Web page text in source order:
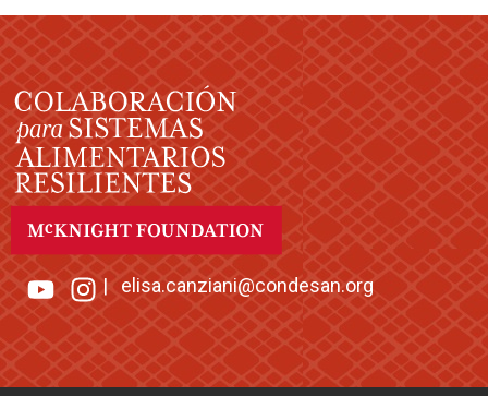
|elisa.canziani@condesan.org